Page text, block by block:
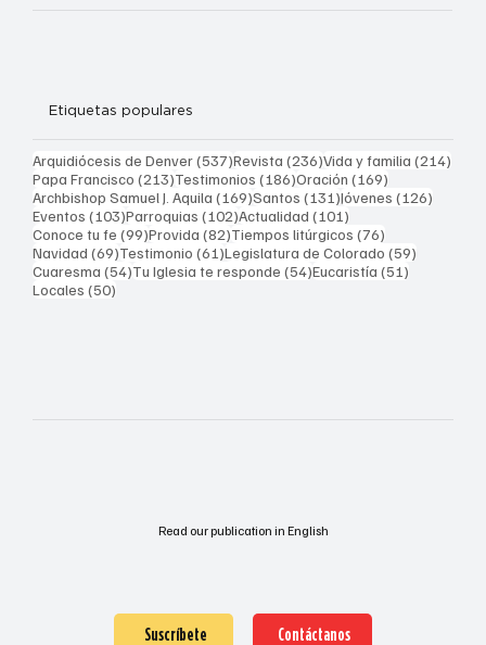
Etiquetas populares
Arquidiócesis de Denver(537)537 entradas
Revista (236)236 entradas
Vida y familia (214)
Papa Francisco (213)213 entradas
Testimonios (186)186 entradas
Oración (169)
Archbishop Samuel J. Aquila (169)169 entradas
Santos (131)131 entradas
Jóvenes (126)
Eventos (103)103 entradas
Parroquias (102)102 entradas
Actualidad (101)
Conoce tu fe (99)99 entradas
Provida (82)82 entradas
Tiempos litúrgicos (76)
Navidad (69)69 entradas
Testimonio (61)61 entradas
Legislatura de Colorado (59)
Cuaresma (54)54 entradas
Tu Iglesia te responde (54)54 entradas
Eucaristía (51)
Locales (50)
Read our publication in English
Suscríbete Contáctanos